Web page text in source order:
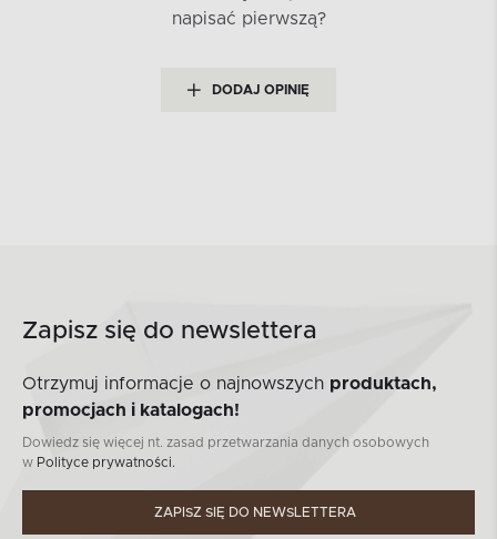
napisać pierwszą?
DODAJ OPINIĘ
Zapisz się do newslettera
Otrzymuj informacje o najnowszych produktach,
promocjach i katalogach!
Dowiedz się więcej nt. zasad przetwarzania danych osobowych
w Polityce prywatności.
ZAPISZ SIĘ DO NEWSLETTERA